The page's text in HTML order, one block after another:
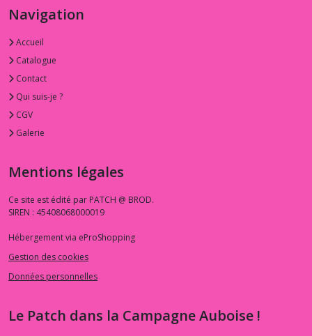
Navigation
Accueil
Catalogue
Contact
Qui suis-je ?
CGV
Galerie
Mentions légales
Ce site est édité par PATCH @ BROD.
SIREN : 45408068000019
Hébergement via eProShopping
Gestion des cookies
Données personnelles
Le Patch dans la Campagne Auboise !